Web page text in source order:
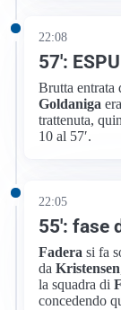
22:08
57′:
Brutta entrata
Goldaniga
trattenuta,
10 al 57′.
22:05
55′:
Fadera si fa
daKristensen
la squadra di
concedendo